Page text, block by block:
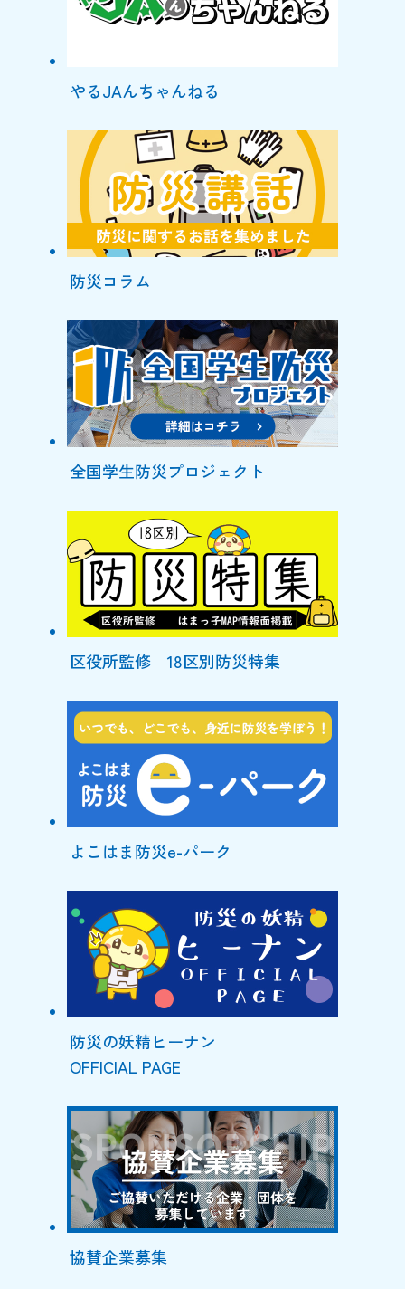
やるJAんちゃんねる
防災コラム
全国学生防災プロジェクト
区役所監修 18区別防災特集
よこはま防災e-パーク
防災の妖精ヒーナン
OFFICIAL PAGE
協賛企業募集